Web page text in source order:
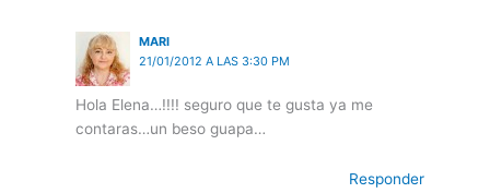
MARI
21/01/2012 A LAS 3:30 PM
Hola Elena…!!!! seguro que te gusta ya me
contaras…un beso guapa…
Responder